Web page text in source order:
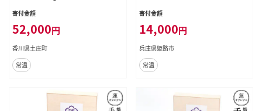
ん 素麺 麺 麺類 もっちり 大容量 おす
そ分け 国産 香川 香川県 土庄 土庄
町
寄付金額
52,000円
香川県土庄町
常温
ん そば 乾麺 ギフト 贈答 兵庫県 姫
路市 ]
寄付金額
14,000円
兵庫県姫路市
常温